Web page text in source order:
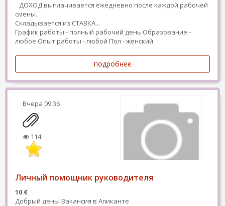
ДОХОД выплачивается ежедневно после каждой рабочей
смены.
Складывается из СТАВКА...
График работы - полный рабочий день Образование -
любое Опыт работы - любой Пол - женский
подробнее
Вчера 09:36
114
Личный помощник руководителя
10 €
Добрый день! Вакансия в Аликанте